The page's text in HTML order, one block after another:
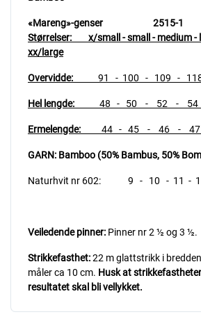
«Mareng»-genser
Størrelser: x/small - small - medium -
xx/large
Overvidde: 91 - 100 - 109 - 118
Hel lengde: 48 - 50 - 52 - 54 -
Ermelengde: 44 - 45 - 46 - 47
GARN: Bamboo (50% Bambus, 50%
Naturhvit nr 602: 9 - 10 - 11 - 11
Veiledende pinner: Pinner nr 2 ½ og 3 ½.
Strikkefasthet:22 m glattstrikk i
måler ca 10 cm. Husk at
resultatet skal bli vellykket.